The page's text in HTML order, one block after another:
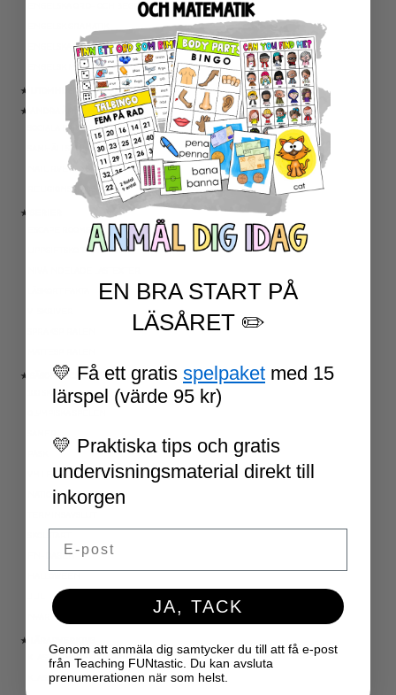
ENGELSKA ORD- OCH BEGREPP
ENGELSKA HÖGFREKVENTA ORD
ENGELSK MUNTLIGA FÄRDIGHET
★ UTOMHUSPEDAGOGIK
★ ANDRA ÄMNEN
SOCIALA FÄRDIGHETER
SAMHÄLLSKUNSKAP
NATURVETENSKAP
RELIGIONSKUNSKAP
★ SERIER
UPPGIFTSKORT SVENSKA
★ SÄSONG OCH HÖGTIDER
100 SKOLDAGAR
VM I FOTBOLL
NATIONALDAGEN 6 JUNI
FN-DAGEN
★ LÄRARVERKTYG
KLASSRUMSDEKORATION
KLASSRUMSLEDARSKAP
EN BRA START PÅ
LÄSÅRET ✏️
💛 Få ett gratis spelpaket med 15
lärspel (värde 95 kr)
💛 Praktiska tips och gratis
undervisningsmaterial direkt till
inkorgen
JA, TACK
Genom att anmäla dig samtycker du till att få e-post
från Teaching FUNtastic. Du kan avsluta
prenumerationen när som helst.